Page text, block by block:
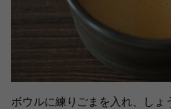
ボウルに練りごまを入れ、しょ